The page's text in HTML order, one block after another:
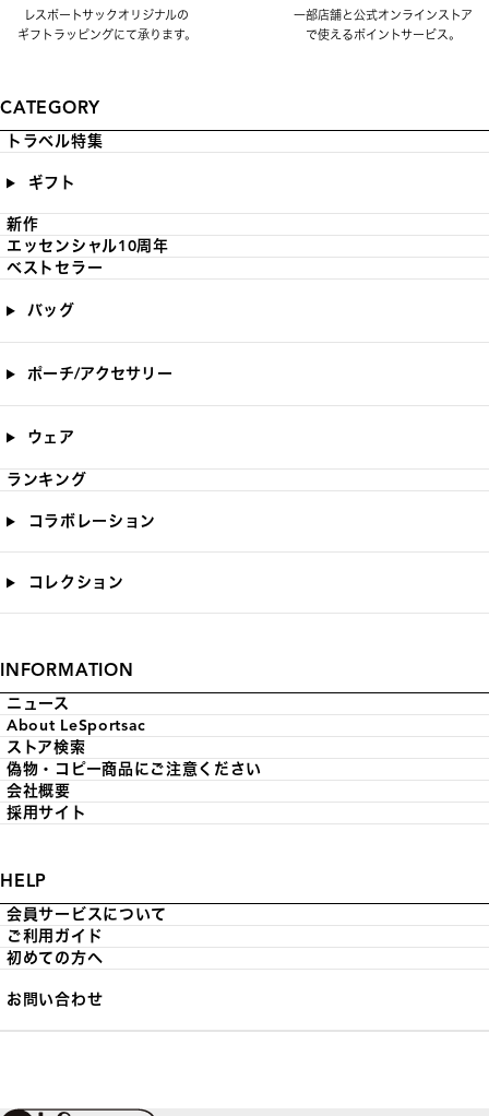
レスポートサックオリジナルの
ギフトラッピングにて承ります。
一部店舗と公式オンラインストア
で使えるポイントサービス。
CATEGORY
トラベル特集
ギフト
新作
エッセンシャル10周年
ベストセラー
バッグ
ポーチ/アクセサリー
ウェア
ランキング
コラボレーション
コレクション
INFORMATION
ニュース
About LeSportsac
ストア検索
偽物・コピー商品にご注意ください
会社概要
採用サイト
HELP
会員サービスについて
ご利用ガイド
初めての方へ
お問い合わせ